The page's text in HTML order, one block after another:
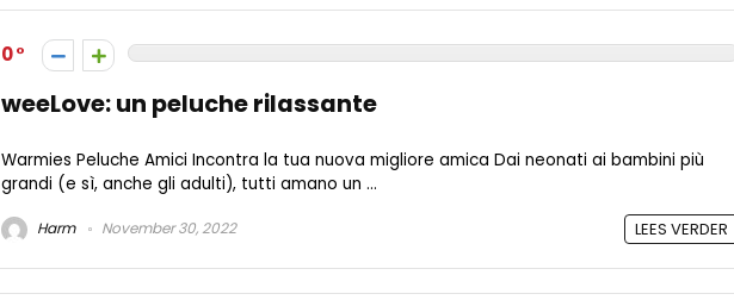
0
weeLove: un peluche rilassante
Warmies Peluche Amici Incontra la tua nuova migliore amica Dai neonati ai bambini più
grandi (e sì, anche gli adulti), tutti amano un ...
Harm November 30, 2022 LEES VERDER